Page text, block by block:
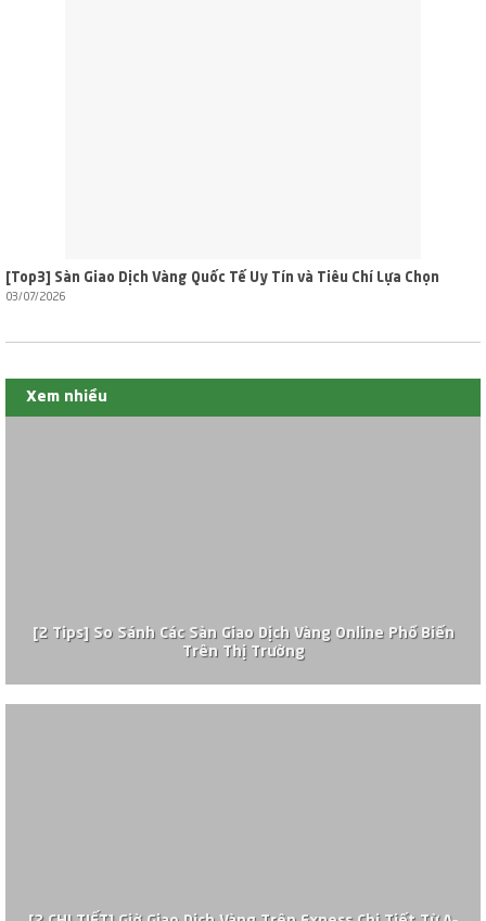
[Top3] Sàn Giao Dịch Vàng Quốc Tế Uy Tín và Tiêu Chí Lựa Chọn
03/07/2026
Xem nhiều
[2 Tips] So Sánh Các Sàn Giao Dịch Vàng Online Phổ Biến
Trên Thị Trường